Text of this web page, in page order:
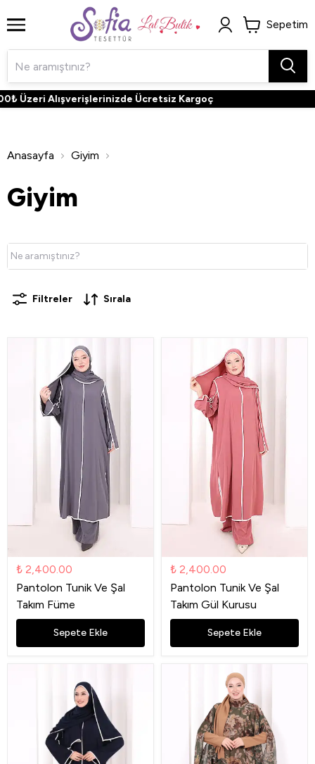
Sepetim
Alışverişlerinizde Ücretsiz Kargoç
Anasayfa Giyim
Giyim
Filtreler Sırala
₺ 2,400.00
Pantolon Tunik Ve Şal
Takım Füme
Sepete Ekle
₺ 2,400.00
Pantolon Tunik Ve Şal
Takım Gül Kurusu
Sepete Ekle